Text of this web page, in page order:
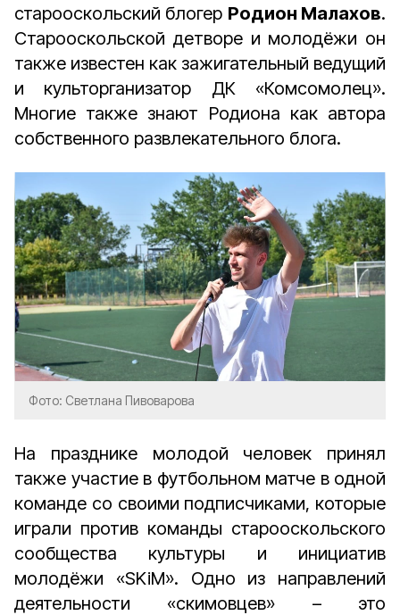
старооскольский блогер Родион Малахов.
Старооскольской детворе и молодёжи он
также известен как зажигательный ведущий
и культорганизатор ДК «Комсомолец».
Многие также знают Родиона как автора
собственного развлекательного блога.
Фото: Светлана Пивоварова
На празднике молодой человек принял
также участие в футбольном матче в одной
команде со своими подписчиками, которые
играли против команды старооскольского
сообщества культуры и инициатив
молодёжи «SKiM». Одно из направлений
деятельности «скимовцев» – это